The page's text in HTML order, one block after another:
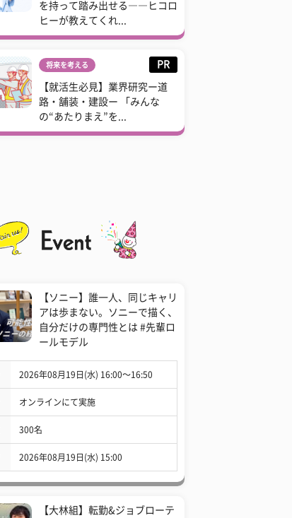
を持って踏み出せる――ヒコロ
ヒーが教えてくれ...
将来を考える PR
【就活生必見】業界研究ー道
路・舗装・建設ー 「みんな
の“あたりまえ”を...
【ソニー】誰一人、同じキャリ
アは歩まない。ソニーで描く、
自分だけの専門性とは #先輩ロ
ールモデル
2026年08月19日(水) 16:00〜16:50
オンラインにて実施
300名
2026年08月19日(水) 15:00
【大林組】転勤&ジョブローテ